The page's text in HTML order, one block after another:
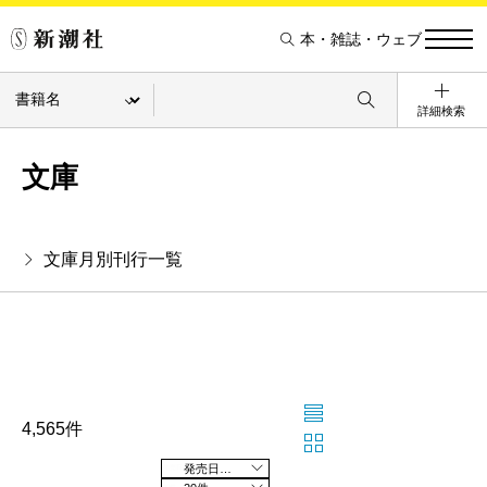
本・雑誌・ウェブ
詳細検索
文庫
文庫月別刊行一覧
4,565件